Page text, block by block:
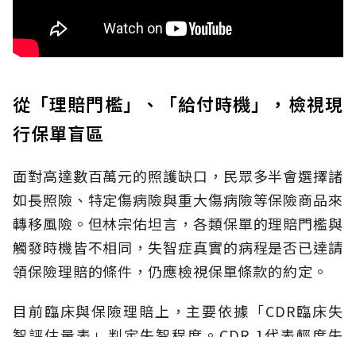
從「理賠門檻」、「給付時機」，檢視現
行保單盲區
面對高達數百萬元的照護缺口，民眾多半會選擇諸
如長照險、特定傷病險與重大傷病險等保險商品來
轉移風險。但林宗佑坦言，各類保單的理賠門檻與
觸發時機皆不相同，失智症真實的病程是否已達請
領保險理賠的條件，仍應檢視保單條款的約定。
目前臨床與保險理賠上，主要依據「CDR臨床失